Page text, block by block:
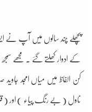
پچھلے چند سالوں میں آپ نے ایسا
کے ادوار کھلتے گئے ۔ مجھے
کن الفاظ میں میاں امجد
ناول ( بے رنگ پیاء ) اور (